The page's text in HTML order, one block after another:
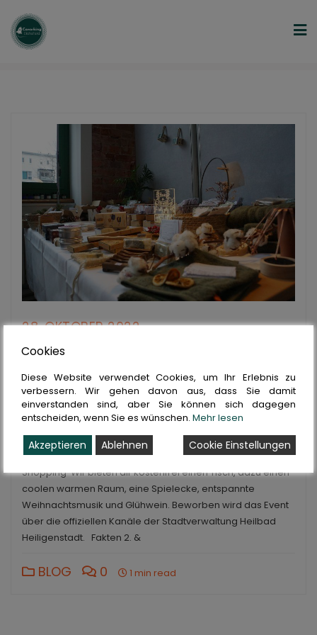
28. OKTOBER 2022
CCS2022 Coworking Christmas
Shopping
Weihnachtsmarkt im Coworking Wir bieten dir an auf einem
kleinen „Spezialweihnachtsmarkt“ im Rahmen des großen
Weihnachtsmarktes der Stadt deine Waren, Basteleien und
Dienstleistungen anzubieten. Coworking Christmas
Shopping Wir bieten dir kostenfrei einen Tisch, dazu einen
coolen warmen Raum, eine Spielecke, entspannte
Weihnachtsmusik und Glühwein. Beworben wird das Event
über die offiziellen Kanäle der Stadtverwaltung Heilbad
Heiligenstadt. Fakten 2. &
BLOG 0 1 min read
Cookies
Diese Website verwendet Cookies, um Ihr Erlebnis zu
verbessern. Wir gehen davon aus, dass Sie damit
einverstanden sind, aber Sie können sich dagegen
entscheiden, wenn Sie es wünschen. Mehr lesen
Akzeptieren Ablehnen Cookie Einstellungen